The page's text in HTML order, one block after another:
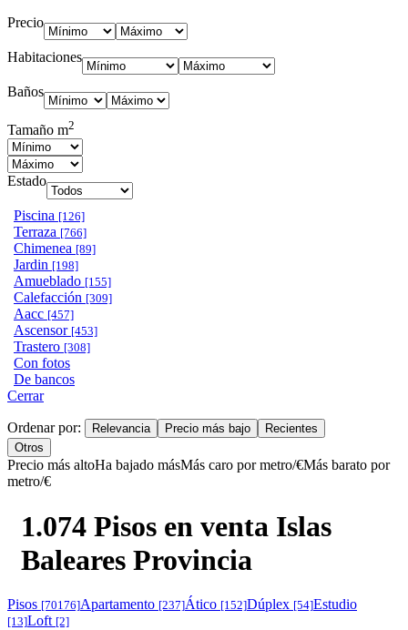
Precio
Habitaciones
Baños
Tamaño m2
Estado
Piscina [126]
Terraza [766]
Chimenea [89]
Jardin [198]
Amueblado [155]
Calefacción [309]
Aacc [457]
Ascensor [453]
Trastero [308]
Con fotos
De bancos
Cerrar
Ordenar por: Relevancia Precio más bajo
Recientes
Otros
Precio más altoHa bajado másMás caro por metro/€Más barato por
metro/€
1.074 Pisos en venta Islas
Baleares Provincia
Pisos [70176]Apartamento [237]Ático [152]Dúplex [54]Estudio
[13]Loft [2]